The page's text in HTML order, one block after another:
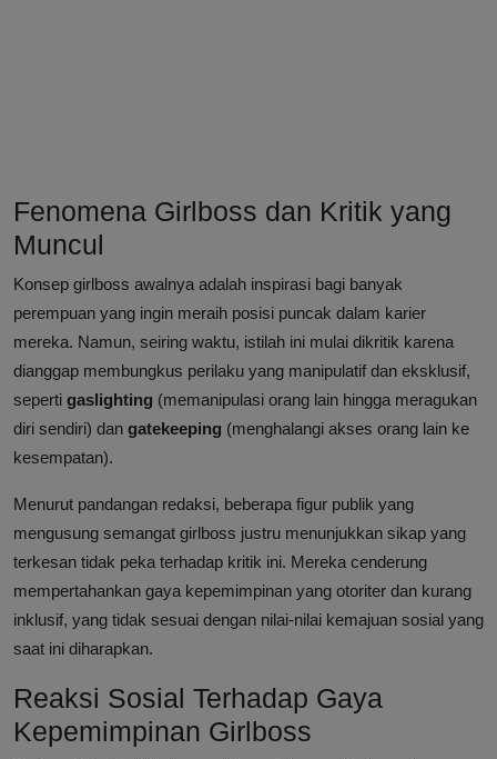
Fenomena Girlboss dan Kritik yang
Muncul
Konsep girlboss awalnya adalah inspirasi bagi banyak
perempuan yang ingin meraih posisi puncak dalam karier
mereka. Namun, seiring waktu, istilah ini mulai dikritik karena
dianggap membungkus perilaku yang manipulatif dan eksklusif,
seperti gaslighting (memanipulasi orang lain hingga meragukan
diri sendiri) dan gatekeeping (menghalangi akses orang lain ke
kesempatan).
Menurut pandangan redaksi, beberapa figur publik yang
mengusung semangat girlboss justru menunjukkan sikap yang
terkesan tidak peka terhadap kritik ini. Mereka cenderung
mempertahankan gaya kepemimpinan yang otoriter dan kurang
inklusif, yang tidak sesuai dengan nilai-nilai kemajuan sosial yang
saat ini diharapkan.
Reaksi Sosial Terhadap Gaya
Kepemimpinan Girlboss